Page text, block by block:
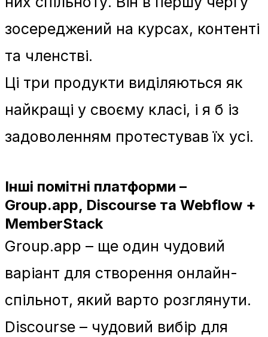
зосереджений на курсах, контенті
та членстві.
Ці три продукти виділяються як
найкращі у своєму класі, і я б із
задоволенням протестував їх усі.
Інші помітні платформи –
Group.app, Discourse та Webflow +
MemberStack
Group.app – ще один чудовий
варіант для створення онлайн-
спільнот, який варто розглянути.
Discourse – чудовий вибір для